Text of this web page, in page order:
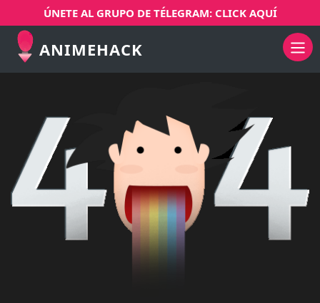
ÚNETE AL GRUPO DE TÉLEGRAM: CLICK AQUÍ
ANIMEHACK